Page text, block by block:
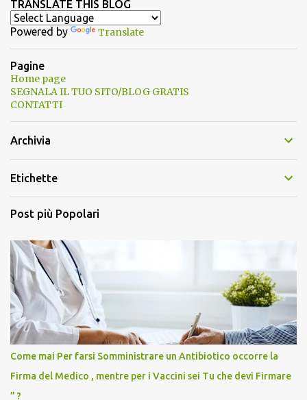
TRANSLATE THIS BLOG
Powered by Translate
Pagine
Home page
SEGNALA IL TUO SITO/BLOG GRATIS
CONTATTI
Archivia
Etichette
Post più Popolari
Come mai Per farsi Somministrare un Antibiotico occorre la
Firma del Medico , mentre per i Vaccini sei Tu che devi Firmare
” ?